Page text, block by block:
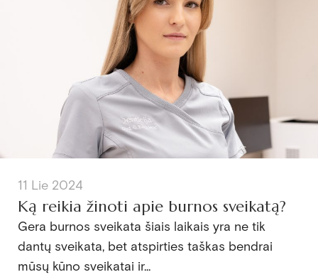
11 Lie 2024
Ką reikia žinoti apie burnos sveikatą?
Gera burnos sveikata šiais laikais yra ne tik
dantų sveikata, bet atspirties taškas bendrai
mūsų kūno sveikatai ir...